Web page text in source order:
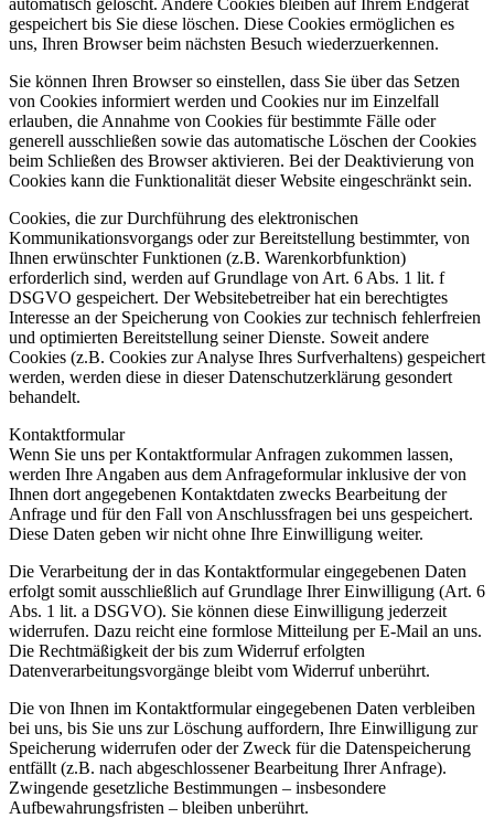
automatisch gelöscht. Andere Cookies bleiben auf Ihrem Endgerät
gespeichert bis Sie diese löschen. Diese Cookies ermöglichen es
uns, Ihren Browser beim nächsten Besuch wiederzuerkennen.
Sie können Ihren Browser so einstellen, dass Sie über das Setzen
von Cookies informiert werden und Cookies nur im Einzelfall
erlauben, die Annahme von Cookies für bestimmte Fälle oder
generell ausschließen sowie das automatische Löschen der Cookies
beim Schließen des Browser aktivieren. Bei der Deaktivierung von
Cookies kann die Funktionalität dieser Website eingeschränkt sein.
Cookies, die zur Durchführung des elektronischen
Kommunikationsvorgangs oder zur Bereitstellung bestimmter, von
Ihnen erwünschter Funktionen (z.B. Warenkorbfunktion)
erforderlich sind, werden auf Grundlage von Art. 6 Abs. 1 lit. f
DSGVO gespeichert. Der Websitebetreiber hat ein berechtigtes
Interesse an der Speicherung von Cookies zur technisch fehlerfreien
und optimierten Bereitstellung seiner Dienste. Soweit andere
Cookies (z.B. Cookies zur Analyse Ihres Surfverhaltens) gespeichert
werden, werden diese in dieser Datenschutzerklärung gesondert
behandelt.
Kontaktformular
Wenn Sie uns per Kontaktformular Anfragen zukommen lassen,
werden Ihre Angaben aus dem Anfrageformular inklusive der von
Ihnen dort angegebenen Kontaktdaten zwecks Bearbeitung der
Anfrage und für den Fall von Anschlussfragen bei uns gespeichert.
Diese Daten geben wir nicht ohne Ihre Einwilligung weiter.
Die Verarbeitung der in das Kontaktformular eingegebenen Daten
erfolgt somit ausschließlich auf Grundlage Ihrer Einwilligung (Art. 6
Abs. 1 lit. a DSGVO). Sie können diese Einwilligung jederzeit
widerrufen. Dazu reicht eine formlose Mitteilung per E-Mail an uns.
Die Rechtmäßigkeit der bis zum Widerruf erfolgten
Datenverarbeitungsvorgänge bleibt vom Widerruf unberührt.
Die von Ihnen im Kontaktformular eingegebenen Daten verbleiben
bei uns, bis Sie uns zur Löschung auffordern, Ihre Einwilligung zur
Speicherung widerrufen oder der Zweck für die Datenspeicherung
entfällt (z.B. nach abgeschlossener Bearbeitung Ihrer Anfrage).
Zwingende gesetzliche Bestimmungen – insbesondere
Aufbewahrungsfristen – bleiben unberührt.